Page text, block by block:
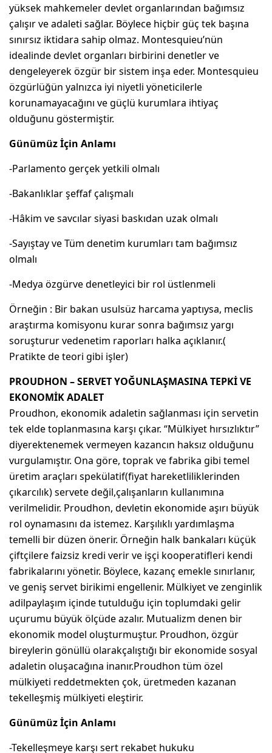
yüksek mahkemeler devlet organlarından bağımsız
çalışır ve adaleti sağlar. Böylece hiçbir güç tek başına
sınırsız iktidara sahip olmaz. Montesquieu’nün
idealinde devlet organları birbirini denetler ve
dengeleyerek özgür bir sistem inşa eder. Montesquieu
özgürlüğün yalnızca iyi niyetli yöneticilerle
korunamayacağını ve güçlü kurumlara ihtiyaç
olduğunu göstermiştir.
Günümüz İçin Anlamı
-Parlamento gerçek yetkili olmalı
-Bakanlıklar şeffaf çalışmalı
-Hâkim ve savcılar siyasi baskıdan uzak olmalı
-Sayıştay ve Tüm denetim kurumları tam bağımsız
olmalı
-Medya özgürve denetleyici bir rol üstlenmeli
Örneğin : Bir bakan usulsüz harcama yaptıysa, meclis
araştırma komisyonu kurar sonra bağımsız yargı
soruşturur vedenetim raporları halka açıklanır.(
Pratikte de teori gibi işler)
PROUDHON – SERVET YOĞUNLAŞMASINA TEPKİ VE
EKONOMİK ADALET
Proudhon, ekonomik adaletin sağlanması için servetin
tek elde toplanmasına karşı çıkar. “Mülkiyet hırsızlıktır”
diyerektenemek vermeyen kazancın haksız olduğunu
vurgulamıştır. Ona göre, toprak ve fabrika gibi temel
üretim araçları spekülatif(fiyat hareketliliklerinden
çıkarcılık) servete değil,çalışanların kullanımına
verilmelidir. Proudhon, devletin ekonomide aşırı büyük
rol oynamasını da istemez. Karşılıklı yardımlaşma
temelli bir düzen önerir. Örneğin halk bankaları küçük
çiftçilere faizsiz kredi verir ve işçi kooperatifleri kendi
fabrikalarını yönetir. Böylece, kazanç emekle sınırlanır,
ve geniş servet birikimi engellenir. Mülkiyet ve zenginlik
adilpaylaşım içinde tutulduğu için toplumdaki gelir
uçurumu büyük ölçüde azalır. Mutualizm denen bir
ekonomik model oluşturmuştur. Proudhon, özgür
bireylerin gönüllü olarakçalıştığı bir ekonomide sosyal
adaletin oluşacağına inanır.Proudhon tüm özel
mülkiyeti reddetmekten çok, üretmeden kazanan
tekelleşmiş mülkiyeti eleştirir.
Günümüz İçin Anlamı
-Tekelleşmeye karşı sert rekabet hukuku